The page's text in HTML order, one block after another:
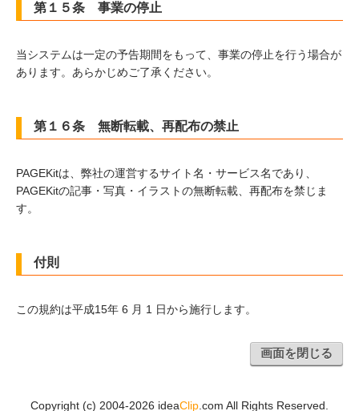
第１５条 事業の停止
当システムは一定の予告期間をもって、事業の停止を行う場合が
あります。あらかじめご了承ください。
第１６条 無断転載、再配布の禁止
PAGEKitは、弊社の運営するサイト名・サービス名であり、
PAGEKitの記事・写真・イラストの無断転載、再配布を禁じま
す。
付則
この規約は平成15年 6 月 1 日から施行します。
画面を閉じる
Copyright (c) 2004-2026 ideaClip .com All Rights Reserved.